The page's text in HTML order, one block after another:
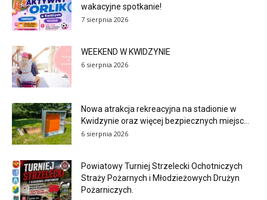
wakacyjne spotkanie!
7 sierpnia 2026
WEEKEND W KWIDZYNIE
6 sierpnia 2026
Nowa atrakcja rekreacyjna na stadionie w
Kwidzynie oraz więcej bezpiecznych miejsc...
6 sierpnia 2026
Powiatowy Turniej Strzelecki Ochotniczych
Straży Pożarnych i Młodzieżowych Drużyn
Pożarniczych.